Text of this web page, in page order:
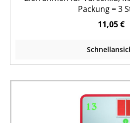
Packung = 3
11,05 €